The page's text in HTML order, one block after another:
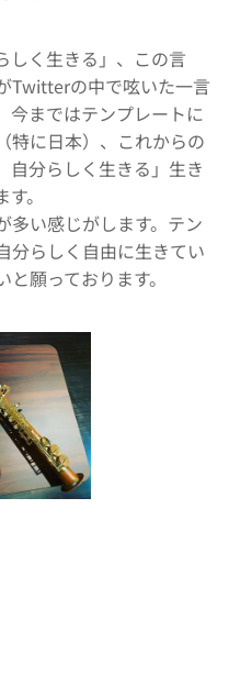
しく生きる」、この言
Twitterの中で呟いた一言
今まではテンプレートに
特に日本）、これからの
自分らしく生きる」生き
。
多い感じがします。テン
分らしく自由に生きてい
願っております。